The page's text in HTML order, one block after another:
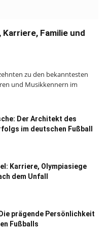
Familie und
zu den bekanntesten
und Musikkennern im
Der Architekt des
im deutschen Fußball
Karriere, Olympiasiege
dem Unfall
prägende Persönlichkeit
Fußballs